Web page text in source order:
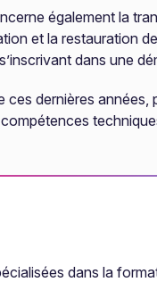
également la
et la restauration
dans une
dernières
dans la